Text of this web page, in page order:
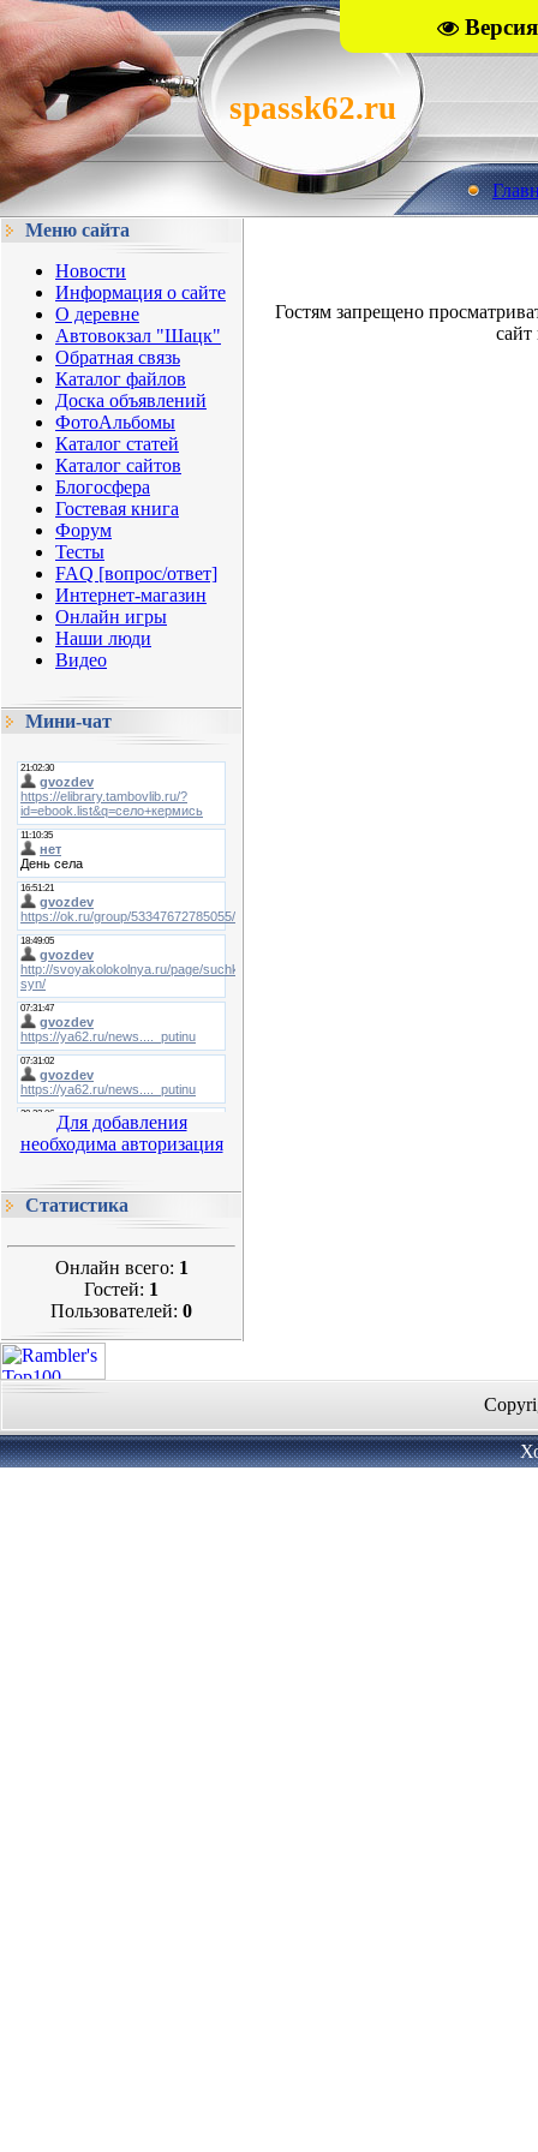
spassk62.ru
Меню сайта
Новости
Информация о сайте
О деревне
Автовокзал "Шацк"
Обратная связь
Каталог файлов
Доска объявлений
ФотоАльбомы
Каталог статей
Каталог сайтов
Блогосфера
Гостевая книга
Форум
Тесты
FAQ [вопрос/ответ]
Интернет-магазин
Онлайн игры
Наши люди
Видео
Мини-чат
Для добавления
необходима авторизация
Статистика
Онлайн всего: 1
Гостей: 1
Пользователей: 0
Гостям запрещено
сайт